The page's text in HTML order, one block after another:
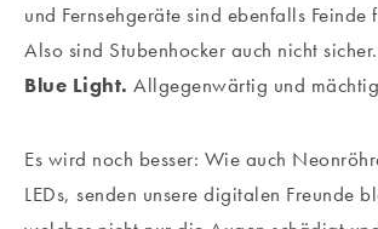
und Fernsehgeräte sind ebenfalls Feinde
Also sind Stubenhocker auch nicht sicher.
Blue Light. Allgegenwärtig und
Es wird noch besser: Wie auch
LEDs, senden unsere digitalen Freunde